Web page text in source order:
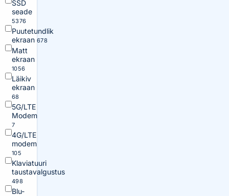
SSD
seade
5376
Puutetundlik
ekraan 678
Matt
ekraan
1056
Läikiv
ekraan
68
5G/LTE
Modem
7
4G/LTE
modem
105
Klaviatuuri
taustavalgustus
498
Blu-